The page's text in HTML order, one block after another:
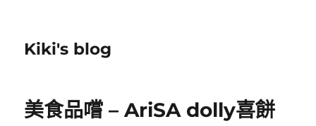
Kiki's blog
美食品嚐 – AriSA dolly喜餅